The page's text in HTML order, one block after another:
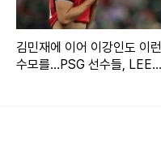
김민재에 이어 이강인도 이런
수모를…PSG 선수들, LEE